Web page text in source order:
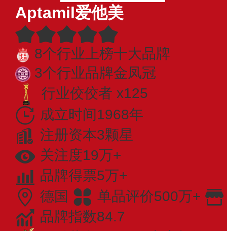
Aptamil爱他美
8个行业上榜十大品牌
3个行业品牌金凤冠
行业佼佼者 x125
成立时间1968年
注册资本3颗星
关注度19万+
品牌得票5万+
德国
单品评价500万+
品牌指数84.7